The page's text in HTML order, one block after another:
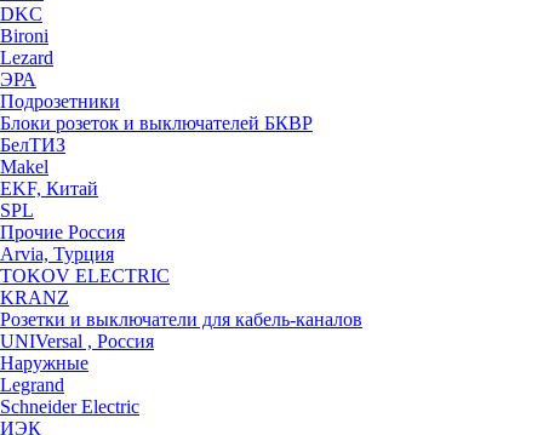
DKC
Bironi
Lezard
ЭРА
Подрозетники
Блоки розеток и выключателей БКВР
БелТИЗ
Makel
EKF, Китай
SPL
Прочие Россия
Arvia, Турция
TOKOV ELECTRIC
KRANZ
Розетки и выключатели для кабель-каналов
UNIVersal , Россия
Наружные
Legrand
Schneider Electric
ИЭК